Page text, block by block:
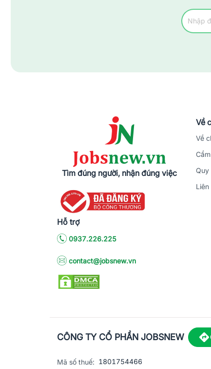
Tìm đúng người, nhận đúng việc
Hỗ trợ
0937.226.225
contact@jobsnew.vn
Về
Về
Quy
Liên
CÔNG TY CỔ PHẦN JOBSNEW
Mã số thuế: 1801754466